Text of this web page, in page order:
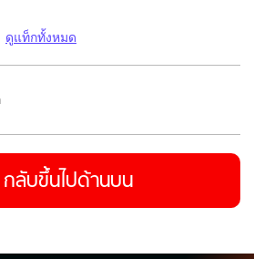
ดูแท็กทั้งหมด
กลับขึ้นไปด้านบน